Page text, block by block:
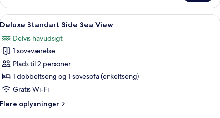
Standart
Land
Side
Indlæs
alle
billeder
af
Deluxe
Standart
Side
View
Et hotelværelse med seng,
4
Deluxe Standart Side Sea View
Delvis havudsigt
1 soveværelse
Plads til 2 personer
1 dobbeltseng og 1 sovesofa (enkeltseng)
Gratis Wi-Fi
Flere oplysninger
Flere